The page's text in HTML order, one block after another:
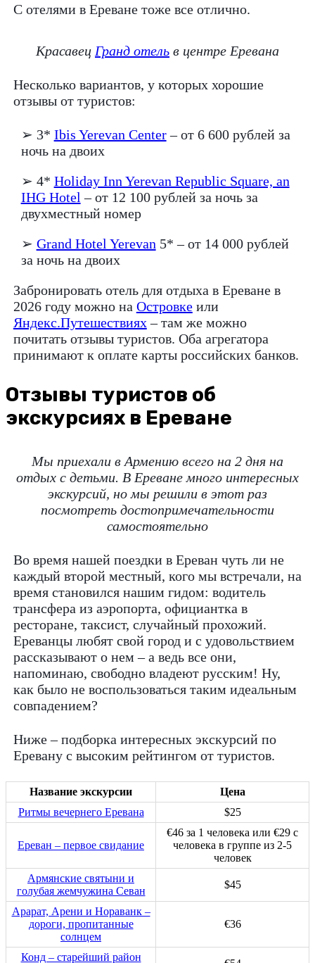
С отелями в Ереване тоже все отлично.
Красавец Гранд отельв центре Еревана
Несколько вариантов, у которых хорошие
отзывы от туристов:
➢ 3* Ibis Yerevan Center– от 6 600 рублей за
ночь на двоих
➢ 4* Holiday Inn Yerevan Republic Square, an
IHG Hotel – от 12 100 рублей за ночь за
двухместный номер
➢ Grand Hotel Yerevan 5* – от 14 000 рублей
за ночь на двоих
Забронировать отель для отдыха в Ереване в
2026 году можно на Островкеили
Яндекс.Путешествиях– там же можно
почитать отзывы туристов. Оба агрегатора
принимают к оплате карты российских банков.
Отзывы туристов об
экскурсиях в Ереване
Мы приехали в Армению всего на 2 дня на
отдых с детьми. В Ереване много интересных
экскурсий, но мы решили в этот раз
посмотреть достопримечательности
самостоятельно
Во время нашей поездки в Ереван чуть ли не
каждый второй местный, кого мы встречали, на
время становился нашим гидом: водитель
трансфера из аэропорта, официантка в
ресторане, таксист, случайный прохожий.
Ереванцы любят свой город и с удовольствием
рассказывают о нем – а ведь все они,
напоминаю, свободно владеют русским! Ну,
как было не воспользоваться таким идеальным
совпадением?
Ниже – подборка интересных экскурсий по
Еревану с высоким рейтингом от туристов.
Название экскурсии
Цена
Ритмы вечернего Еревана
$25
Ереван – первое свидание
€46 за 1 человека или €29 с
человека в группе из 2-5
человек
Армянские святыни и
голубая жемчужина Севан
$45
Арарат, Арени и Нораванк –
дороги, пропитанные
солнцем
€36
Конд – старейший район